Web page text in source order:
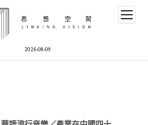
2026-08-09